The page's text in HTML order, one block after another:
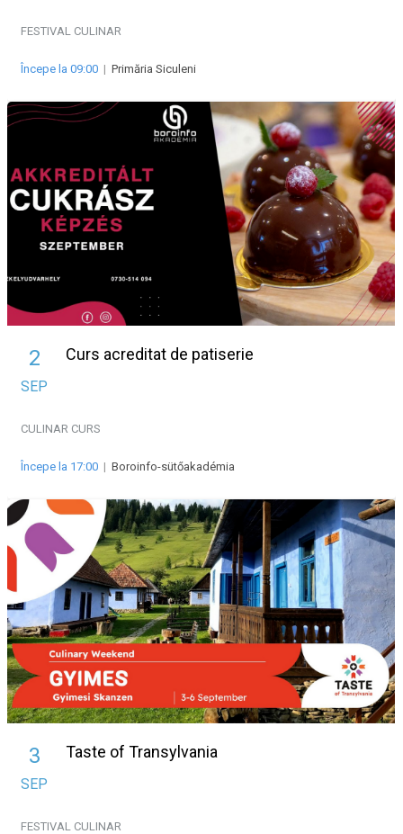
FESTIVAL CULINAR
Începe la 09:00 | Primăria Siculeni
2
SEP
Curs acreditat de patiserie
CULINAR CURS
Începe la 17:00 | Boroinfo-sütőakadémia
3
SEP
Taste of Transylvania
FESTIVAL CULINAR